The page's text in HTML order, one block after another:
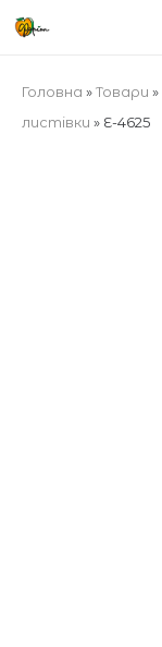
Головна »Товари »
листівки » E-4625